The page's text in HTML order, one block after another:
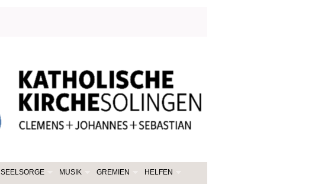
SEELSORGE MUSIK GREMIEN HELFEN